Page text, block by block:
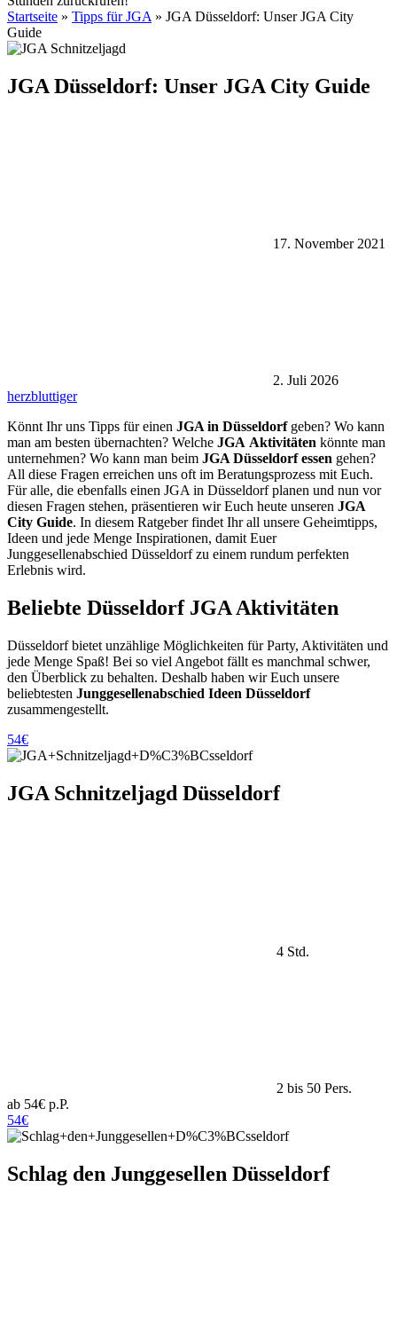
Startseite » Tipps für JGA » JGA Düsseldorf: Unser JGA City
Guide
JGA Düsseldorf: Unser JGA City Guide
17. November 2021
2. Juli 2026
herzbluttiger
Könnt Ihr uns Tipps für einen JGA in Düsseldorf geben? Wo kann
man am besten übernachten? Welche JGA Aktivitäten könnte man
unternehmen? Wo kann man beim JGA Düsseldorf essen gehen?
All diese Fragen erreichen uns oft im Beratungsprozess mit Euch.
Für alle, die ebenfalls einen JGA in Düsseldorf planen und nun vor
diesen Fragen stehen, präsentieren wir Euch heute unseren JGA
City Guide. In diesem Ratgeber findet Ihr all unsere Geheimtipps,
Ideen und jede Menge Inspirationen, damit Euer
Junggesellenabschied Düsseldorf zu einem rundum perfekten
Erlebnis wird.
Beliebte Düsseldorf JGA Aktivitäten
Düsseldorf bietet unzählige Möglichkeiten für Party, Aktivitäten und
jede Menge Spaß! Bei so viel Angebot fällt es manchmal schwer,
den Überblick zu behalten. Deshalb haben wir Euch unsere
beliebtesten Junggesellenabschied Ideen Düsseldorf
zusammengestellt.
54€
JGA Schnitzeljagd Düsseldorf
4 Std.
2 bis 50 Pers.
ab 54€ p.P.
54€
Schlag den Junggesellen Düsseldorf